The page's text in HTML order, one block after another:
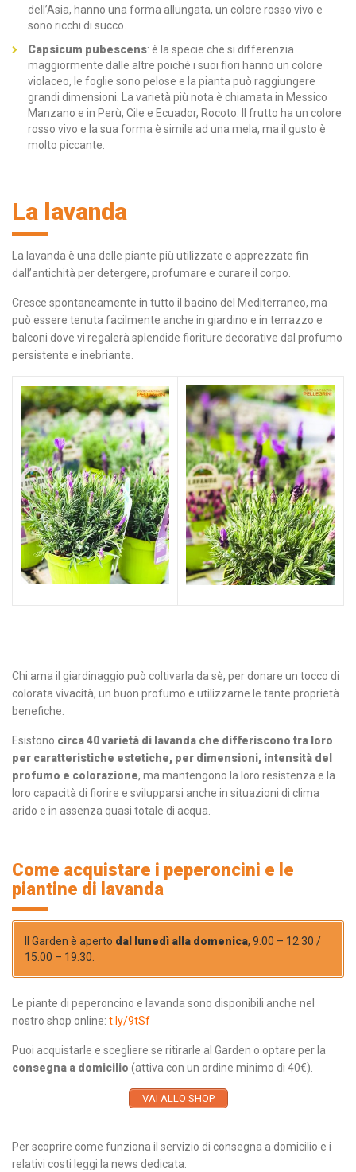
dell’Asia, hanno una forma allungata, un colore rosso vivo e
sono ricchi di succo.
Capsicum pubescens: è la specie che si differenzia
maggiormente dalle altre poiché i suoi fiori hanno un colore
violaceo, le foglie sono pelose e la pianta può raggiungere
grandi dimensioni. La varietà più nota è chiamata in Messico
Manzano e in Perù, Cile e Ecuador, Rocoto. Il frutto ha un colore
rosso vivo e la sua forma è simile ad una mela, ma il gusto è
molto piccante.
La lavanda
La lavanda è una delle piante più utilizzate e apprezzate fin
dall’antichità per detergere, profumare e curare il corpo.
Cresce spontaneamente in tutto il bacino del Mediterraneo, ma
può essere tenuta facilmente anche in giardino e in terrazzo e
balconi dove vi regalerà splendide fioriture decorative dal profumo
persistente e inebriante.
Chi ama il giardinaggio può coltivarla da sè, per donare un tocco di
colorata vivacità, un buon profumo e utilizzarne le tante proprietà
benefiche.
Esistono circa 40 varietà di lavanda che differiscono tra loro
per caratteristiche estetiche, per dimensioni, intensità del
profumo e colorazione, ma mantengono la loro resistenza e la
loro capacità di fiorire e svilupparsi anche in situazioni di clima
arido e in assenza quasi totale di acqua.
Come acquistare i peperoncini e le
piantine di lavanda
Il Garden è aperto dal lunedì alla domenica, 9.00 – 12.30 /
15.00 – 19.30.
Le piante di peperoncino e lavanda sono disponibili anche nel
nostro shop online: t.ly/9tSf
Puoi acquistarle e scegliere se ritirarle al Garden o optare per la
consegna a domicilio (attiva con un ordine minimo di 40€).
VAI ALLO SHOP
Per scoprire come funziona il servizio di consegna a domicilio e i
relativi costi leggi la news dedicata: